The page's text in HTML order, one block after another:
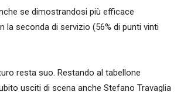
se dimostrandosi più efficace
la seconda di servizio (56% di punti vinti
resta suo. Restando al tabellone
usciti di scena anche Stefano Travaglia